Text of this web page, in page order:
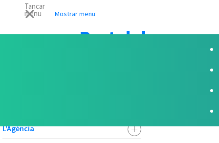
Mostrar menu
Portal de
Tancar
menu
L'Agència